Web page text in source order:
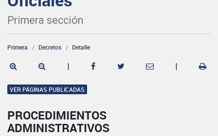
Primera sección
Primera Decretos Detalle
| |
VER PÁGINAS PUBLICADAS
PROCEDIMIENTOS
ADMINISTRATIVOS